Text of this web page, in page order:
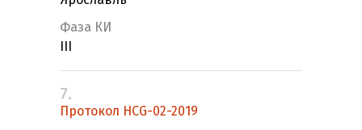
Фаза КИ
7.
Протокол HCG-02-2019